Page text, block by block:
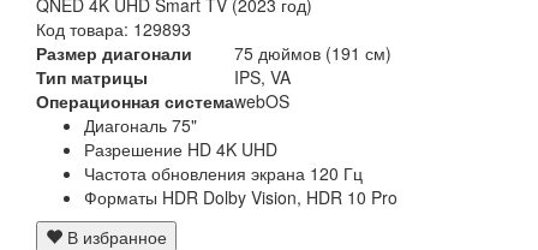
Код товара: 129893
Размер диагонали
75 дюймов (191 см)
Тип матрицы
IPS, VA
Операционная системаwebOS
Диагональ 75"
Разрешение HD 4K UHD
Частота обновления экрана 120 Гц
Форматы HDR Dolby Vision, HDR 10 Pro
В избранное